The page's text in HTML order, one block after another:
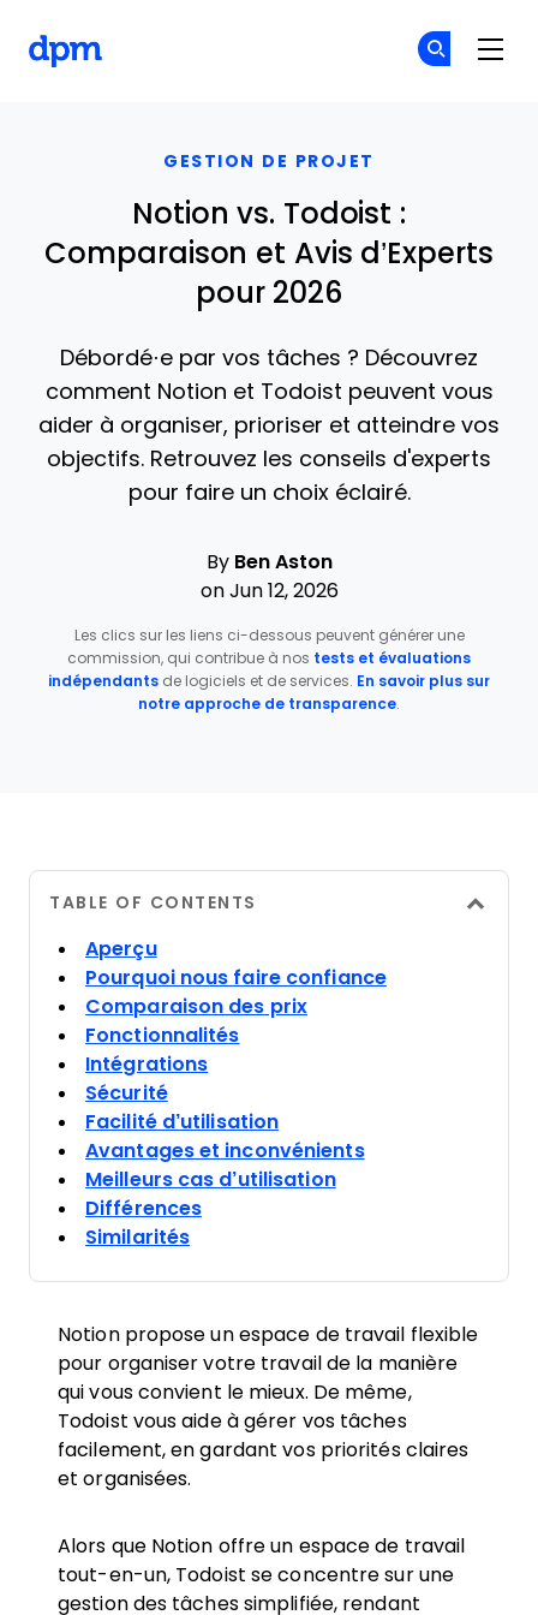
GESTION DE PROJET
Notion vs. Todoist :
Comparaison et Avis d’Experts
pour 2026
Débordé·e par vos tâches ? Découvrez
comment Notion et Todoist peuvent vous
aider à organiser, prioriser et atteindre vos
objectifs. Retrouvez les conseils d'experts
pour faire un choix éclairé.
By Ben Aston
on Jun 12, 2026
Les clics sur les liens ci-dessous peuvent générer une
commission, qui contribue à nos tests et évaluations
indépendants de logiciels et de services. En savoir plus sur
notre approche de transparence.
TABLE OF CONTENTS
Aperçu
Pourquoi nous faire confiance
Comparaison des prix
Fonctionnalités
Intégrations
Sécurité
Facilité d’utilisation
Avantages et inconvénients
Meilleurs cas d’utilisation
Différences
Similarités
Notion propose un espace de travail flexible
pour organiser votre travail de la manière
qui vous convient le mieux. De même,
Todoist vous aide à gérer vos tâches
facilement, en gardant vos priorités claires
et organisées.
Alors que Notion offre un espace de travail
tout-en-un, Todoist se concentre sur une
gestion des tâches simplifiée, rendant